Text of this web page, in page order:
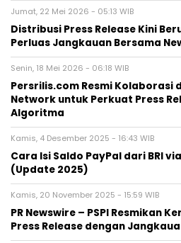
Jumat, 22 Mei 2026 - 05:13 WIB
Distribusi Press Release Kini
Perluas Jangkauan Bersama
Senin, 18 Mei 2026 - 06:18 WIB
Persrilis.com Resmi Kolaborasi
Network untuk Perkuat Press
Algoritma
Kamis, 4 Desember 2025 - 16:43 WIB
Cara Isi Saldo PayPal dari BRI
(Update 2025)
Kamis, 20 November 2025 - 15:59 WIB
PR Newswire – PSPI Resmikan
Press Release dengan